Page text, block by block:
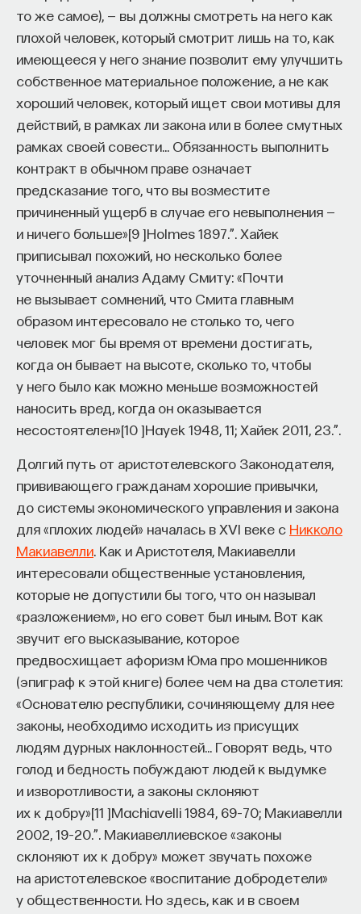
то же самое), — вы должны смотреть на него как
плохой человек, который смотрит лишь на то, как
имеющееся у него знание позволит ему улучшить
собственное материальное положение, а не как
хороший человек, который ищет свои мотивы для
действий, в рамках ли закона или в более смутных
рамках своей совести… Обязанность выполнить
контракт в обычном праве означает
предсказание того, что вы возместите
причиненный ущерб в случае его невыполнения —
и ничего больше»[9]Holmes 1897.” . Хайек
приписывал похожий, но несколько более
уточненный анализ Адаму Смиту: «Почти
не вызывает сомнений, что Смита главным
образом интересовало не столько то, чего
человек мог бы время от времени достигать,
когда он бывает на высоте, сколько то, чтобы
у него было как можно меньше возможностей
наносить вред, когда он оказывается
несостоятелен»[10]Hayek 1948, 11; Хайек 2011, 23.”
Долгий путь от аристотелевского Законодателя,
прививающего гражданам хорошие привычки,
до системы экономического управления и закона
для «плохих людей» началась в XVI веке с Никколо
Макиавелли . Как и Аристотеля, Макиавелли
интересовали общественные установления,
которые не допустили бы того, что он называл
«разложением», но его совет был иным. Вот как
звучит его высказывание, которое
предвосхищает афоризм Юма про мошенников
(эпиграф к этой книге) более чем на два столетия:
«Основателю республики, сочиняющему для нее
законы, необходимо исходить из присущих
людям дурных наклонностей… Говорят ведь, что
голод и бедность побуждают людей к выдумке
и изворотливости, а законы склоняют
их к добру»[11 ]Machiavelli 1984, 69–70; Макиавелли
2002, 19–20.” . Макиавеллиевское «законы
склоняют их к добру» может звучать похоже
на аристотелевское «воспитание добродетели»
у общественности. Но здесь, как и в своем